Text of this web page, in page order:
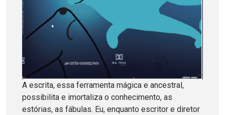
A escrita, essa ferramenta mágica e ancestral,
possibilita e imortaliza o conhecimento, as
estórias, as fábulas. Eu, enquanto escritor e diretor